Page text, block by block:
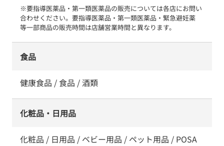
※要指導医薬品・第一類医薬品の販売については各店にお問い
合わせください。要指導医薬品・第一類医薬品・緊急避妊薬
等一部商品の販売時間は店舗営業時間と異なります。
食品
健康食品 / 食品 / 酒類
化粧品・日用品
化粧品 / 日用品 / ベビー用品 / ペット用品 / POSA